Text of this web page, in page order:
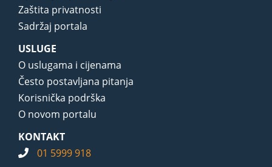
Zaštita privatnosti
Sadržaj portala
USLUGE
O uslugama i cijenama
Često postavljana pitanja
Korisnička podrška
O novom portalu
KONTAKT
01 5999 918